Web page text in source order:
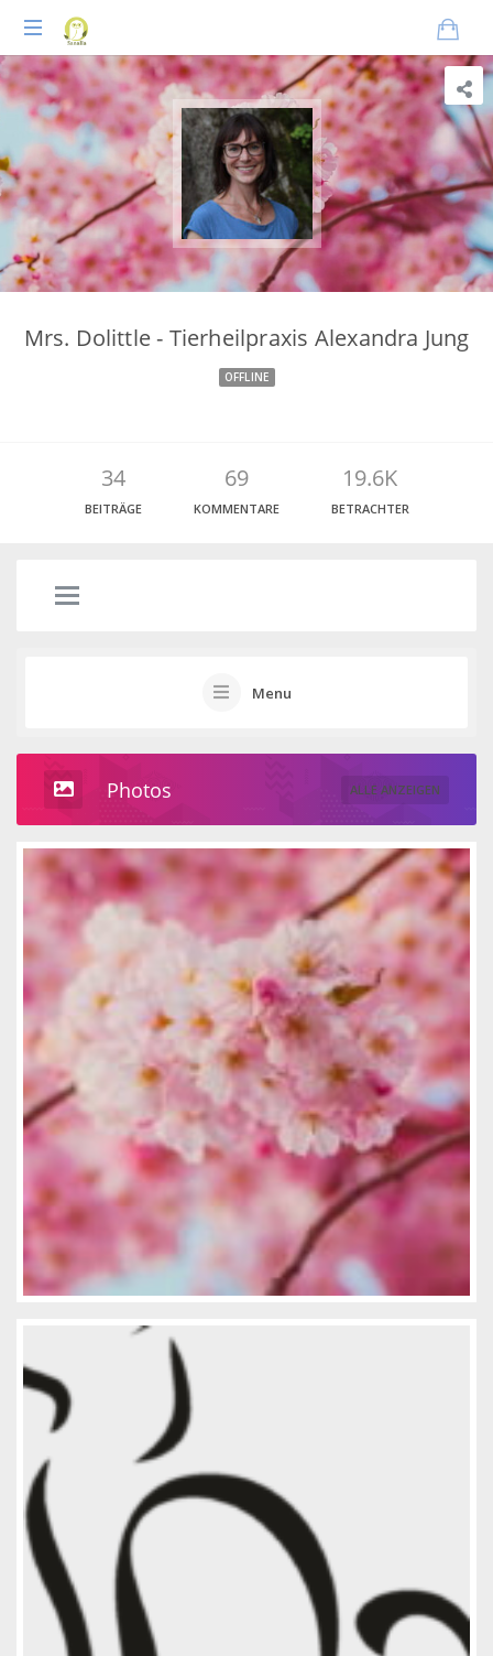
Praxisnahes
Online-
Coaching
für
Tierheilpraktiker
Mrs. Dolittle - Tierheilpraxis Alexandra Jung
OFFLINE
34
BEITRÄGE
69
KOMMENTARE
19.6K
BETRACHTER
Menu
Photos ALLE ANZEIGEN